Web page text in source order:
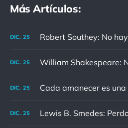
Más Artículos:
DIC. 25
DIC. 25
DIC. 25
DIC. 25